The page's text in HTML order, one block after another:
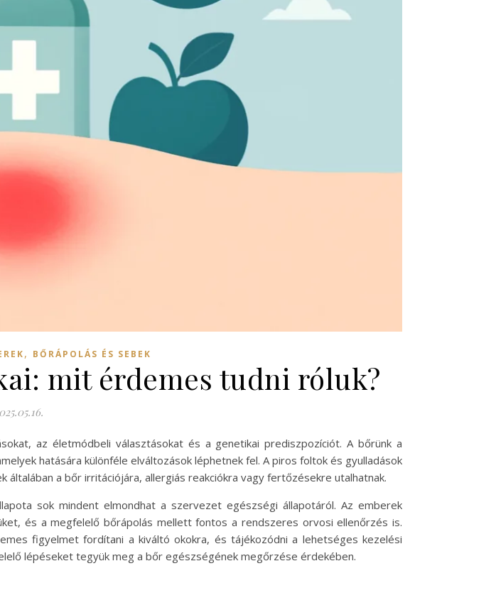
, BŐRÁPOLÁS ÉS SEBEK
mit érdemes tudni róluk?
az életmódbeli választásokat és a genetikai prediszpozíciót. A bőrünk a
hatására különféle elváltozások léphetnek fel. A piros foltok és gyulladások
a bőr irritációjára, allergiás reakciókra vagy fertőzésekre utalhatnak.
sok mindent elmondhat a szervezet egészségi állapotáról. Az emberek
és a megfelelő bőrápolás mellett fontos a rendszeres orvosi ellenőrzés is.
figyelmet fordítani a kiváltó okokra, és tájékozódni a lehetséges kezelési
lépéseket tegyük meg a bőr egészségének megőrzése érdekében.